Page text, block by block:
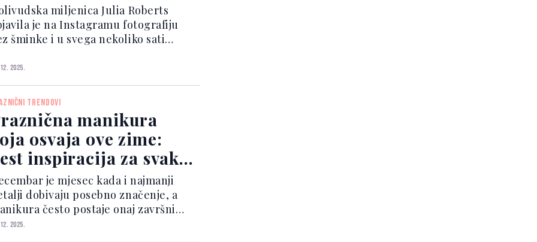
miljenica Julia Roberts
je na Instagramu fotografiju
šminke i u svega nekoliko sati
gdje se ne prestaje pisati
slavna glumica izgleda 'najmanje
godina mlađe'.
2025.
TRENDOVI
manikura
osvaja ove zime:
inspiracija za svaki
je mjesec kada i najmanji
dobivaju posebno značenje, a
često postaje onaj završni
koji cijeli izgled podiže na viši
2025.